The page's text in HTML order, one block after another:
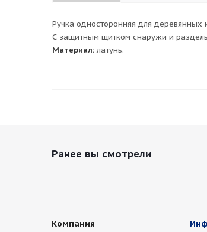
Ручка односторонняя для деревянных
С защитным щитком снаружи и
Материал: латунь.
Ранее вы смотрели
Компания